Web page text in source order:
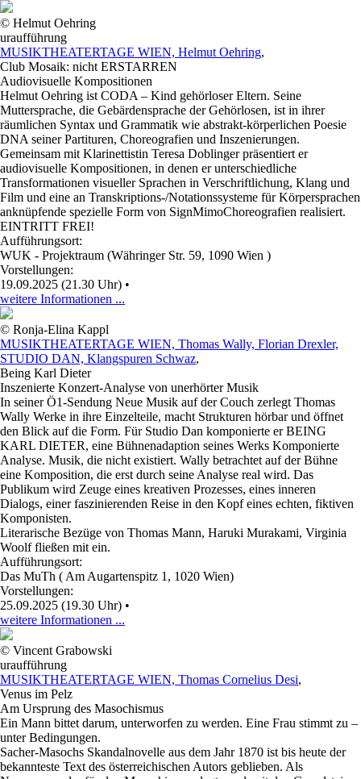
© Helmut Oehring
uraufführung
MUSIKTHEATERTAGE WIEN, Helmut Oehring,
Club Mosaik: nicht ERSTARREN
Audiovisuelle Kompositionen
Helmut Oehring ist CODA – Kind gehörloser Eltern. Seine
Muttersprache, die Gebärdensprache der Gehörlosen, ist in ihrer
räumlichen Syntax und Grammatik wie abstrakt-körperlichen Poesie
DNA seiner Partituren, Choreografien und Inszenierungen.
Gemeinsam mit Klarinettistin Teresa Doblinger präsentiert er
audiovisuelle Kompositionen, in denen er unterschiedliche
Transformationen visueller Sprachen in Verschriftlichung, Klang und
Film und eine an Transkriptions-/Notationssysteme für Körpersprachen
anknüpfende spezielle Form von SignMimoChoreografien realisiert.
EINTRITT FREI!
Aufführungsort:
WUK - Projektraum (Währinger Str. 59, 1090 Wien )
Vorstellungen:
19.09.2025 (21.30 Uhr) •
weitere Informationen ...
© Ronja-Elina Kappl
MUSIKTHEATERTAGE WIEN, Thomas Wally, Florian Drexler,
STUDIO DAN, Klangspuren Schwaz,
Being Karl Dieter
Inszenierte Konzert-Analyse von unerhörter Musik
In seiner Ö1-Sendung Neue Musik auf der Couch zerlegt Thomas
Wally Werke in ihre Einzelteile, macht Strukturen hörbar und öffnet
den Blick auf die Form. Für Studio Dan komponierte er BEING
KARL DIETER, eine Bühnenadaption seines Werks Komponierte
Analyse. Musik, die nicht existiert. Wally betrachtet auf der Bühne
eine Komposition, die erst durch seine Analyse real wird. Das
Publikum wird Zeuge eines kreativen Prozesses, eines inneren
Dialogs, einer faszinierenden Reise in den Kopf eines echten, fiktiven
Komponisten.
Literarische Bezüge von Thomas Mann, Haruki Murakami, Virginia
Woolf fließen mit ein.
Aufführungsort:
Das MuTh ( Am Augartenspitz 1, 1020 Wien)
Vorstellungen:
25.09.2025 (19.30 Uhr) •
weitere Informationen ...
© Vincent Grabowski
uraufführung
MUSIKTHEATERTAGE WIEN, Thomas Cornelius Desi,
Venus im Pelz
Am Ursprung des Masochismus
Ein Mann bittet darum, unterworfen zu werden. Eine Frau stimmt zu –
unter Bedingungen.
Sacher-Masochs Skandalnovelle aus dem Jahr 1870 ist bis heute der
bekannteste Text des österreichischen Autors geblieben. Als